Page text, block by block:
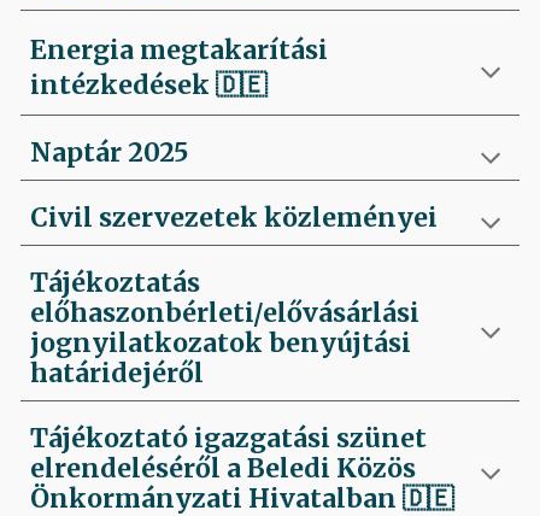
Energia megtakarítási
intézkedések🇩🇪
Naptár 2025
Civil szervezetek közleményei
Tájékoztatás
előhaszonbérleti/elővásárlási
jognyilatkozatok benyújtási
határidejéről
Tájékoztató igazgatási szünet
elrendeléséről a Beledi Közös
Önkormányzati Hivatalban🇩🇪